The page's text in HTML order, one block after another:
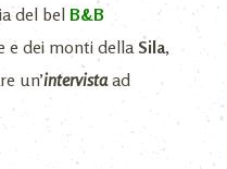
del bel B&B
e dei monti dellaSila,
un’intervistaad